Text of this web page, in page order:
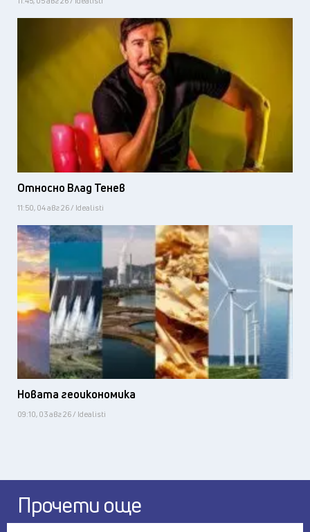
Относно Влад Тенев
11:50, 04 авг 26 / Idealisti
Новата геоикономика
09:10, 03 авг 26 / Idealisti
Прочети още